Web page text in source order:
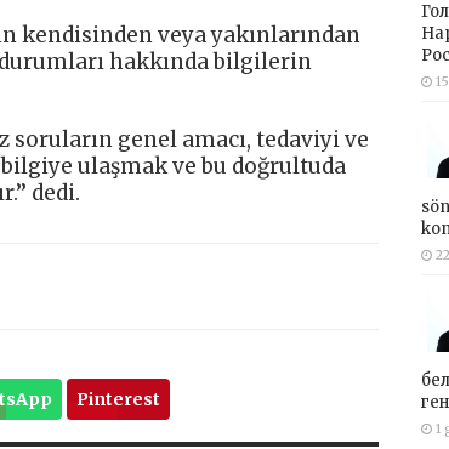
kendisinden veya yakınlarından
hakkında bilgilerin
soruların genel amacı, tedaviyi ve
ulaşmak ve bu doğrultuda
dedi.
Pinterest
1